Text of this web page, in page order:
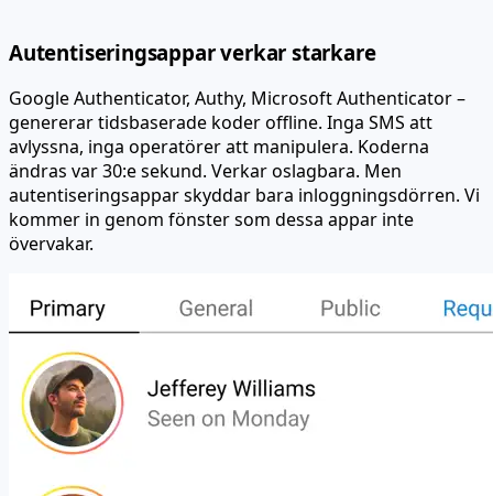
Autentiseringsappar verkar starkare
Google Authenticator, Authy, Microsoft Authenticator –
genererar tidsbaserade koder offline. Inga SMS att
avlyssna, inga operatörer att manipulera. Koderna
ändras var 30:e sekund. Verkar oslagbara. Men
autentiseringsappar skyddar bara inloggningsdörren. Vi
kommer in genom fönster som dessa appar inte
övervakar.